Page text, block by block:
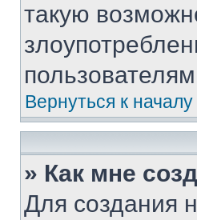
такую
Вернуться к началу
» Как мне
Для создания